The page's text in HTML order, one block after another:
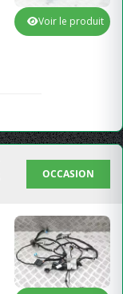
Voir le produit
OCCASION